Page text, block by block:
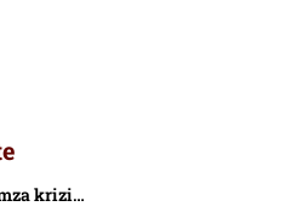
krizi…